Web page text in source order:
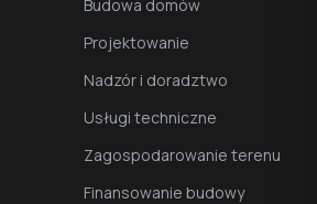
Budowa domów
Projektowanie
Nadzór i doradztwo
Usługi techniczne
Zagospodarowanie terenu
Finansowanie budowy